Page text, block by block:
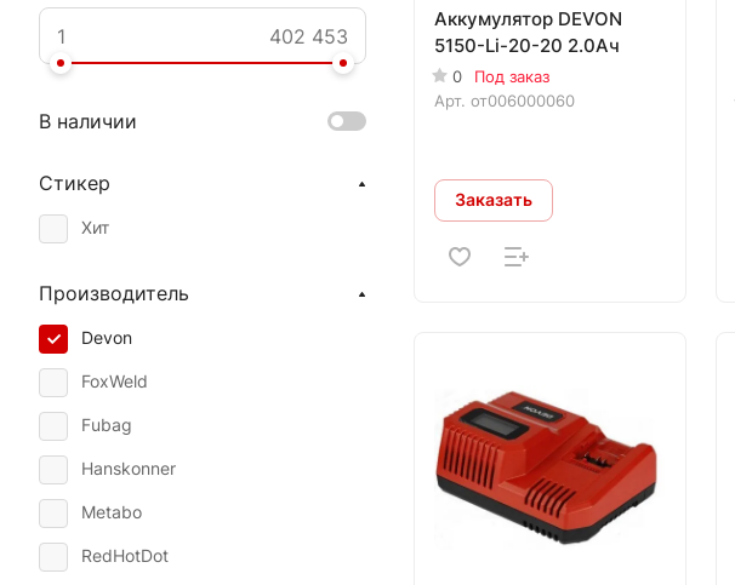
Аккумулятор DEVON
5150-Li-20-20 2.0Ач
0
Под заказ
Арт. от006000060
Заказать
В наличии
Стикер
Хит
Производитель
Devon
FoxWeld
Fubag
Hanskonner
Metabo
RedHotDot